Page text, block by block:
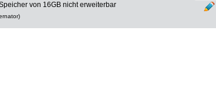
von 16GB nicht erweiterbar